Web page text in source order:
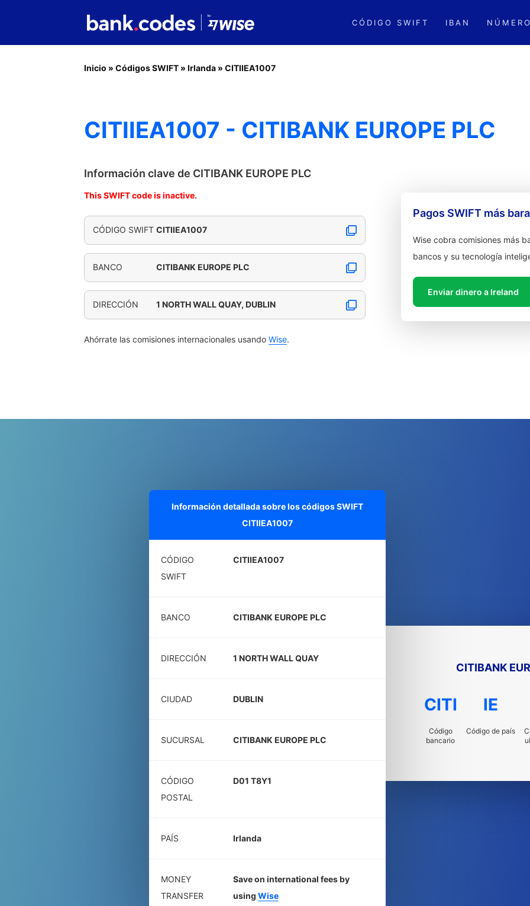
CÓDIGO SWIFT IBAN
Inicio » Códigos SWIFT » Irlanda » CITIIEA1007
CITIIEA1007 - CITIBANK EUROPE PLC
Información clave de CITIBANK EUROPE PLC
This SWIFT code is inactive.
CÓDIGO SWIFT CITIIEA1007
BANCO CITIBANK EUROPE PLC
DIRECCIÓN 1 NORTH WALL QUAY, DUBLIN
Ahórrate las comisiones internacionales usando Wise.
Pagos SWIFT más
Wise cobra comisiones más
bancos y su tecnología
Enviar dinero a Ireland
Información detallada sobre los códigos SWIFT
CITIIEA1007
CÓDIGO
SWIFT
CITIIEA1007
BANCO CITIBANK EUROPE PLC
DIRECCIÓN 1 NORTH WALL QUAY
CIUDAD DUBLIN
SUCURSAL CITIBANK EUROPE PLC
CÓDIGO
POSTAL
D01 T8Y1
PAÍS Irlanda
MONEY
TRANSFER
Save on international fees by
using Wise
CITIBANK
CITI
Código
bancario
IE
Código de país